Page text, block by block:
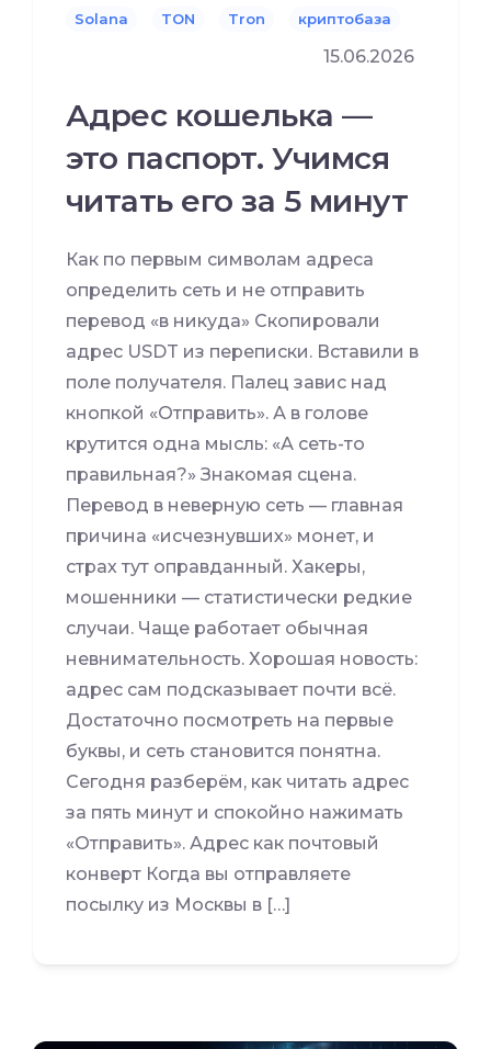
Solana TON Tron криптобаза
15.06.2026
Адрес кошелька —
это паспорт. Учимся
читать его за 5 минут
Как по первым символам адреса
определить сеть и не отправить
перевод «в никуда» Скопировали
адрес USDT из переписки. Вставили в
поле получателя. Палец завис над
кнопкой «Отправить». А в голове
крутится одна мысль: «А сеть-то
правильная?» Знакомая сцена.
Перевод в неверную сеть — главная
причина «исчезнувших» монет, и
страх тут оправданный. Хакеры,
мошенники — статистически редкие
случаи. Чаще работает обычная
невнимательность. Хорошая новость:
адрес сам подсказывает почти всё.
Достаточно посмотреть на первые
буквы, и сеть становится понятна.
Сегодня разберём, как читать адрес
за пять минут и спокойно нажимать
«Отправить». Адрес как почтовый
конверт Когда вы отправляете
посылку из Москвы в […]